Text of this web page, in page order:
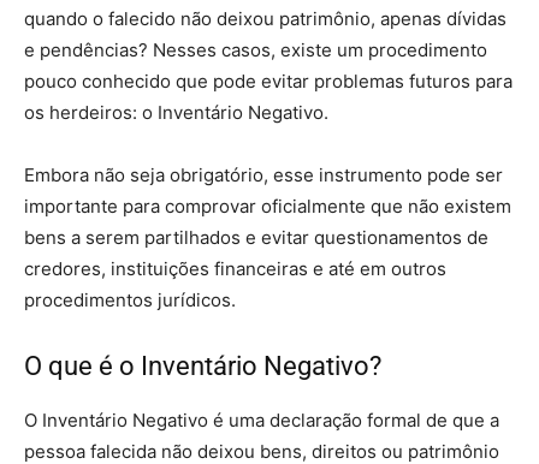
quando o falecido não deixou patrimônio, apenas dívidas
e pendências? Nesses casos, existe um procedimento
pouco conhecido que pode evitar problemas futuros para
os herdeiros: o Inventário Negativo.
Embora não seja obrigatório, esse instrumento pode ser
importante para comprovar oficialmente que não existem
bens a serem partilhados e evitar questionamentos de
credores, instituições financeiras e até em outros
procedimentos jurídicos.
O que é o Inventário Negativo?
O Inventário Negativo é uma declaração formal de que a
pessoa falecida não deixou bens, direitos ou patrimônio